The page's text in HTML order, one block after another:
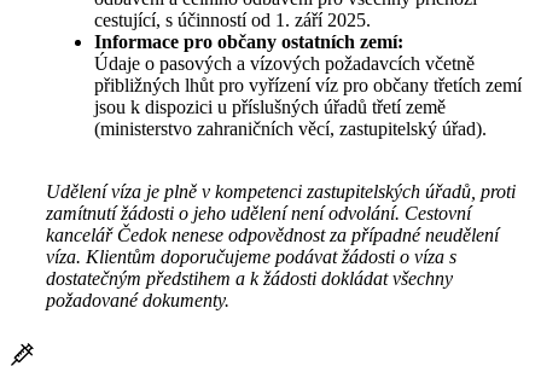
cestující, s účinností od 1. září 2025.
Informace pro občany ostatních zemí:
Údaje o pasových a vízových požadavcích včetně
přibližných lhůt pro vyřízení víz pro občany třetích zemí
jsou k dispozici u příslušných úřadů třetí země
(ministerstvo zahraničních věcí, zastupitelský úřad).
Udělení víza je plně v kompetenci zastupitelských úřadů, proti
zamítnutí žádosti o jeho udělení není odvolání. Cestovní
kancelář Čedok nenese odpovědnost za případné neudělení
víza. Klientům doporučujeme podávat žádosti o víza s
dostatečným předstihem a k žádosti dokládat všechny
požadované dokumenty.